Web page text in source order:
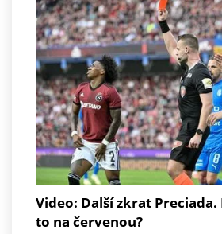
Video: Další zkrat Preciada.
to na červenou?